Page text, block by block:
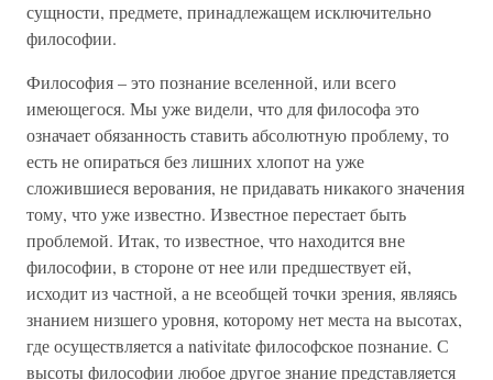
сущности, предмете, принадлежащем исключительно
философии.
Философия – это познание вселенной, или всего
имеющегося. Мы уже видели, что для философа это
означает обязанность ставить абсолютную проблему, то
есть не опираться без лишних хлопот на уже
сложившиеся верования, не придавать никакого значения
тому, что уже известно. Известное перестает быть
проблемой. Итак, то известное, что находится вне
философии, в стороне от нее или предшествует ей,
исходит из частной, а не всеобщей точки зрения, являясь
знанием низшего уровня, которому нет места на высотах,
где осуществляется а nativitate философское познание. С
высоты философии любое другое знание представляется